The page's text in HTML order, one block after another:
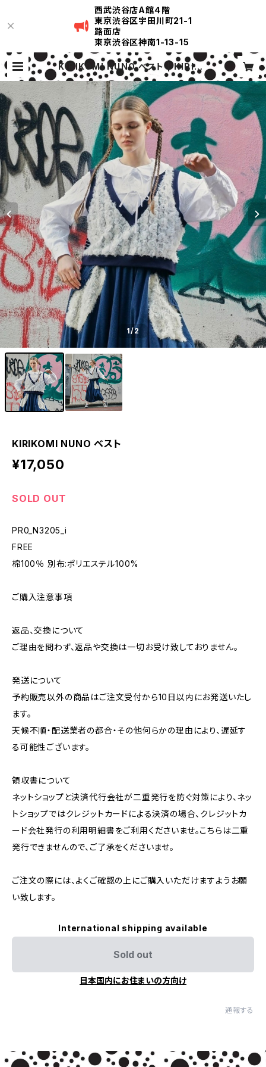
西武渋谷店A館４階
東京渋谷区宇田川町21-1
路面店
東京渋谷区神南1-13-15
KIRIKOMI NUNO ベスト | KIRIKO
MI
1/2
KIRIKOMI NUNO ベスト
¥17,050
SOLD OUT
PR0_N3205_i
FREE
棉100％ 別布:ポリエステル100%
ご購入注意事項
返品、交換について
ご理由を問わず、返品や交換は一切お受け致しておりません。
発送について
予約販売以外の商品はご注文受付から10日以内にお発送いたし
ます。
天候不順・配送業者の都合・その他何らかの理由により、遅延す
る可能性ございます。
領収書について
ネットショップと決済代行会社が二重発行を防ぐ対策により、ネッ
トショップではクレジットカードによる決済の場合、クレジットカ
ード会社発行の利用明細書をご利用くださいませ。こちらは二重
発行できませんので、ご了承をくださいませ。
ご注文の際には、よくご確認の上にご購入いただけますようお願
い致します。
International shipping available
Sold out
日本国内にお住まいの方向け
通報する